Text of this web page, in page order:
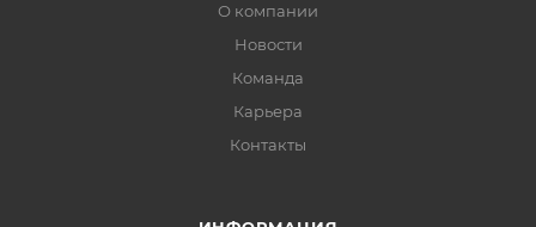
О компании
Новости
Команда
Карьера
Контакты